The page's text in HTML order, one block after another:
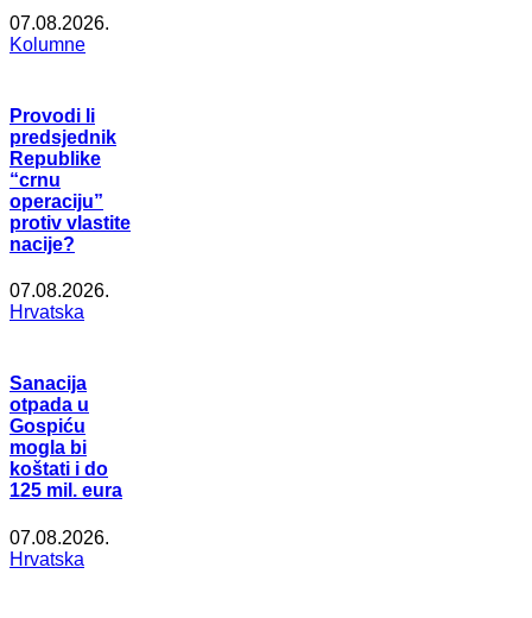
07.08.2026.
Kolumne
Provodi li
predsjednik
Republike
“crnu
operaciju”
protiv vlastite
nacije?
07.08.2026.
Hrvatska
Sanacija
otpada u
Gospiću
mogla bi
koštati i do
125 mil. eura
07.08.2026.
Hrvatska